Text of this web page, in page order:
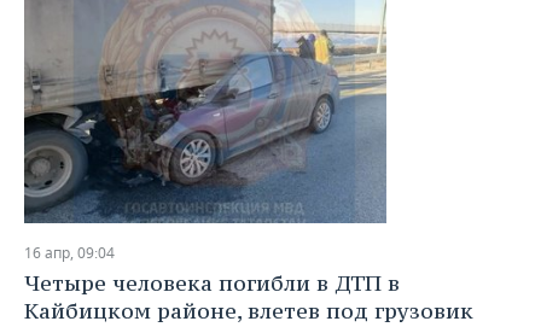
16 апр, 09:04
Четыре человека погибли в ДТП в
Кайбицком районе, влетев под грузовик